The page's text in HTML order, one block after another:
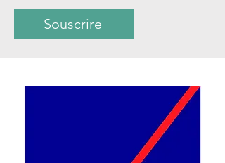
Souscrire